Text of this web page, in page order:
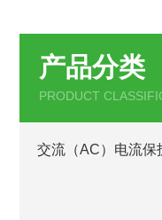
产品分类
PRODUCT